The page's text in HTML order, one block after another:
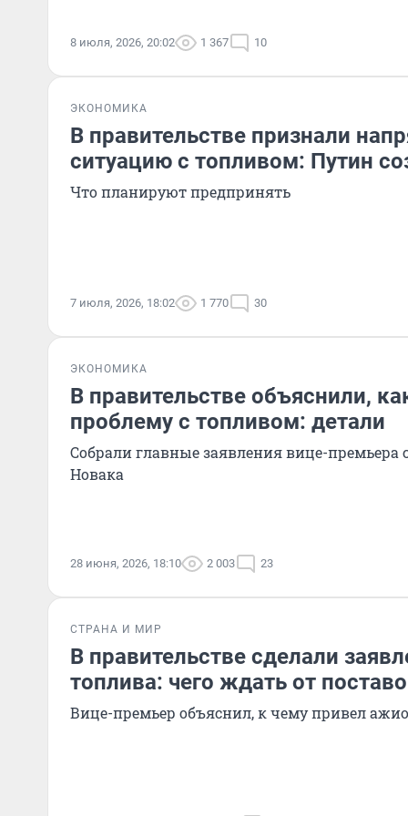
8 июля, 2026, 20:02 1 367 10
ЭКОНОМИКА
В правительстве признали
ситуацию с топливом: Путин
Что планируют предпринять
7 июля, 2026, 18:02 1 770 30
ЭКОНОМИКА
В правительстве объяснили,
проблему с топливом: детали
Собрали главные заявления вице-премьера
Новака
28 июня, 2026, 18:10 2 003 23
СТРАНА И МИР
В правительстве сделали
топлива: чего ждать от
Вице-премьер объяснил, к чему привел